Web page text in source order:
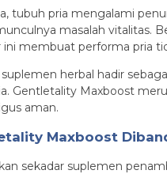
tubuh pria mengalami
masalah vitalitas.
membuat performa pria
herbal hadir
Gentletality Maxboost
aman.
Maxboost
sekadar suplemen